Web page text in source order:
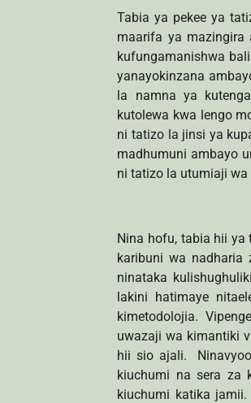
Tabia ya pekee ya
maarifa ya mazingira
kufungamanishwa
yanayokinzana
la namna ya
kutolewa kwa lengo
ni tatizo la jinsi ya
madhumuni ambayo
ni tatizo la utumiaji
Nina hofu, tabia hii
karibuni wa
ninataka
lakini hatimaye
kimetodolojia.
uwazaji wa kimantiki
hii sio ajali.
kiuchumi na sera za
kiuchumi katika